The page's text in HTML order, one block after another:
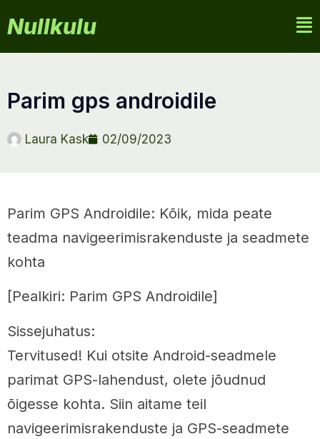
Nullkulu
parim gps androidile
Laura Kask 02/09/2023
Parim GPS Androidile: Kõik, mida peate
teadma navigeerimisrakenduste ja seadmete
kohta
[Pealkiri: Parim GPS Androidile]
Sissejuhatus:
Tervitused! Kui otsite Android-seadmele
parimat GPS-lahendust, olete jõudnud
õigesse kohta. Siin aitame teil
navigeerimisrakenduste ja GPS-seadmete